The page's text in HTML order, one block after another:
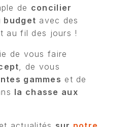
de concilier
budget avec des
au fil des jours !
de vous faire
, de vous
gammes et de
la chasse aux